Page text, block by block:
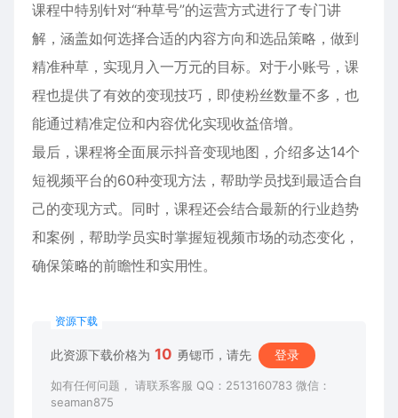
课程中特别针对“种草号”的运营方式进行了专门讲
解，涵盖如何选择合适的内容方向和选品策略，做到
精准种草，实现月入一万元的目标。对于小账号，课
程也提供了有效的变现技巧，即使粉丝数量不多，也
能通过精准定位和内容优化实现收益倍增。
最后，课程将全面展示抖音变现地图，介绍多达14个
短视频平台的60种变现方法，帮助学员找到最适合自
己的变现方式。同时，课程还会结合最新的行业趋势
和案例，帮助学员实时掌握短视频市场的动态变化，
确保策略的前瞻性和实用性。
资源下载
此资源下载价格为 10 勇锶币，请先 登录
如有任何问题， 请联系客服 QQ：2513160783 微信：
seaman875